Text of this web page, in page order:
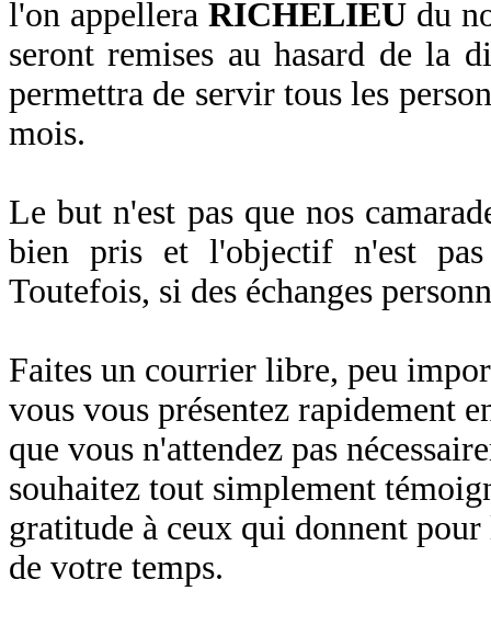
l'on appellera RICHELIEUdu
seront remises au hasard de la
permettra de servir tous les
mois.
Le but n'est pas que nos
bien pris et l'objectif n'est pas
Toutefois, si des échanges
Faites un courrier libre, peu
vous vous présentez rapidement
que vous n'attendez pas
souhaitez tout simplement
gratitude à ceux qui donnent
de votre temps.